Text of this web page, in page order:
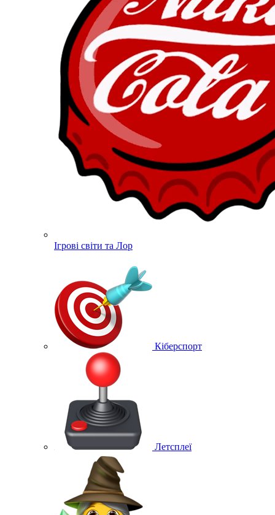
Ігрові світи та Лор
Кіберспорт
Летсплеї